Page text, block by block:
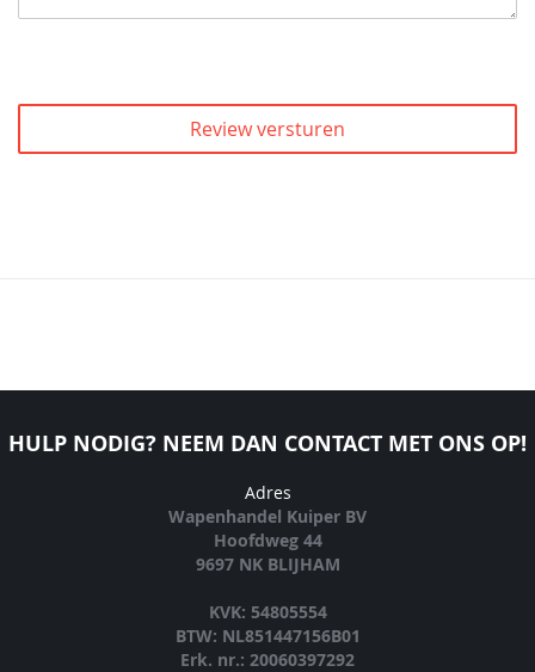
Review versturen
HULP NODIG? NEEM DAN CONTACT MET ONS OP!
Adres
Wapenhandel Kuiper BV
Hoofdweg 44
9697 NK BLIJHAM
KVK: 54805554
BTW: NL851447156B01
Erk. nr.: 20060397292